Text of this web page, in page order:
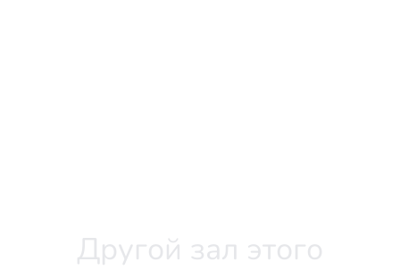
Другой зал этого